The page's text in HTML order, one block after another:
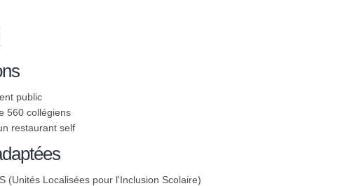
public
560 collégiens
restaurant self
(Unités Localisées pour l'Inclusion Scolaire)